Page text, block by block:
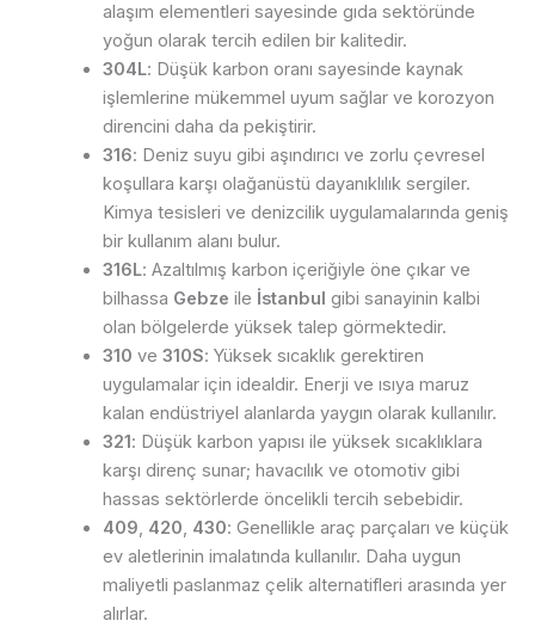
alaşım elementleri sayesinde gıda sektöründe
yoğun olarak tercih edilen bir kalitedir.
304L: Düşük karbon oranı sayesinde kaynak
işlemlerine mükemmel uyum sağlar ve korozyon
direncini daha da pekiştirir.
316: Deniz suyu gibi aşındırıcı ve zorlu çevresel
koşullara karşı olağanüstü dayanıklılık sergiler.
Kimya tesisleri ve denizcilik uygulamalarında geniş
bir kullanım alanı bulur.
316L: Azaltılmış karbon içeriğiyle öne çıkar ve
bilhassa Gebze ile İstanbul gibi sanayinin kalbi
olan bölgelerde yüksek talep görmektedir.
310 ve 310S: Yüksek sıcaklık gerektiren
uygulamalar için idealdir. Enerji ve ısıya maruz
kalan endüstriyel alanlarda yaygın olarak kullanılır.
321: Düşük karbon yapısı ile yüksek sıcaklıklara
karşı direnç sunar; havacılık ve otomotiv gibi
hassas sektörlerde öncelikli tercih sebebidir.
409, 420, 430: Genellikle araç parçaları ve küçük
ev aletlerinin imalatında kullanılır. Daha uygun
maliyetli paslanmaz çelik alternatifleri arasında yer
alırlar.